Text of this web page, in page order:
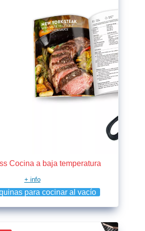
Cocina a baja temperatura
+ info
para cocinar al vacío